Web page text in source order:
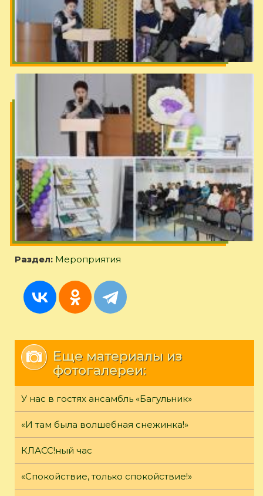
Раздел: Мероприятия
Еще материалы из
фотогалереи:
У нас в гостях ансамбль «Багульник»
«И там была волшебная снежинка!»
КЛАСС!ный час
«Спокойствие, только спокойствие!»